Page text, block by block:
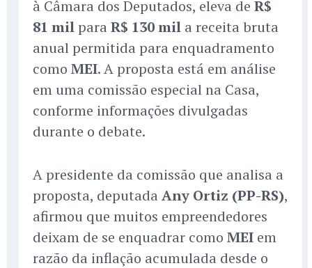
à Câmara dos Deputados, eleva de R$
81 mil para R$ 130 mil a receita bruta
anual permitida para enquadramento
como MEI. A proposta está em análise
em uma comissão especial na Casa,
conforme informações divulgadas
durante o debate.
A presidente da comissão que analisa a
proposta, deputada Any Ortiz (PP-RS),
afirmou que muitos empreendedores
deixam de se enquadrar como MEI em
razão da inflação acumulada desde o